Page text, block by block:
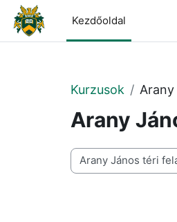
Tovább a fő tartalomhoz
Kezdőoldal
Kurzusok
Arany
Kurzuskategóriák